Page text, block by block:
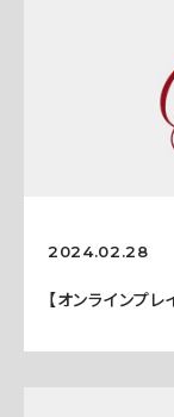
2024.02.28
【オンラインプ